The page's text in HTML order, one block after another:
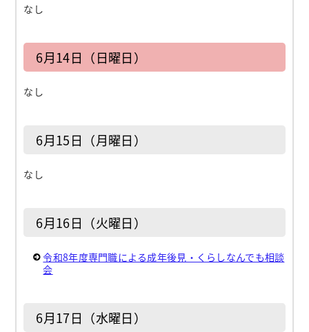
なし
6月14日（日曜日）
なし
6月15日（月曜日）
なし
6月16日（火曜日）
令和8年度専門職による成年後見・くらしなんでも相談
会
6月17日（水曜日）